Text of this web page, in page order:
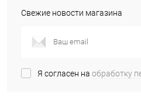
Свежие новости магазина
Я согласен на обработку